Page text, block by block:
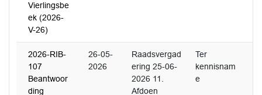
Vierlingsbe
ek (2026-
V-26)
2026-RIB-
107
Beantwoor
ding
26-05-
2026
Raadsvergad
ering 25-06-
2026 11.
Afdoen
Ter
kennisnam
e